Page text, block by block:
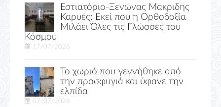
Εστιατόριο-Ξενώνας Μακριδης
Καρυές: Εκεί που η Ορθοδοξία
Μιλάει Όλες τις Γλώσσες του
Κόσμου
17/07/2026
Το χωριό που γεννήθηκε από
την προσφυγιά και ύφανε την
ελπίδα
07/07/2026